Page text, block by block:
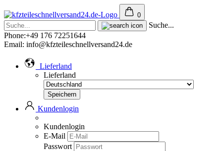
0
Suche...
Phone:+49 176 72251644
Email: info@kfzteileschnellversand24.de
Lieferland
Lieferland
Kundenlogin
Kundenlogin
E-Mail
Passwort